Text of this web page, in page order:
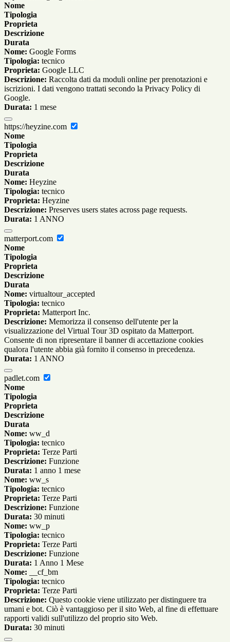
Nome
Tipologia
Proprieta
Descrizione
Durata
Nome: Google Forms
Tipologia: tecnico
Proprieta: Google LLC
Descrizione: Raccolta dati da moduli online per prenotazioni e
iscrizioni. I dati vengono trattati secondo la Privacy Policy di
Google.
Durata: 1 mese
https://heyzine.com
Nome
Tipologia
Proprieta
Descrizione
Durata
Nome: Heyzine
Tipologia: tecnico
Proprieta: Heyzine
Descrizione: Preserves users states across page requests.
Durata: 1 ANNO
matterport.com
Nome
Tipologia
Proprieta
Descrizione
Durata
Nome: virtualtour_accepted
Tipologia: tecnico
Proprieta: Matterport Inc.
Descrizione: Memorizza il consenso dell'utente per la
visualizzazione del Virtual Tour 3D ospitato da Matterport.
Consente di non ripresentare il banner di accettazione cookies
qualora l'utente abbia già fornito il consenso in precedenza.
Durata: 1 ANNO
padlet.com
Nome
Tipologia
Proprieta
Descrizione
Durata
Nome: ww_d
Tipologia: tecnico
Proprieta: Terze Parti
Descrizione: Funzione
Durata: 1 anno 1 mese
Nome: ww_s
Tipologia: tecnico
Proprieta: Terze Parti
Descrizione: Funzione
Durata: 30 minuti
Nome: ww_p
Tipologia: tecnico
Proprieta: Terze Parti
Descrizione: Funzione
Durata: 1 Anno 1 Mese
Nome: __cf_bm
Tipologia: tecnico
Proprieta: Terze Parti
Descrizione: Questo cookie viene utilizzato per distinguere tra
umani e bot. Ciò è vantaggioso per il sito Web, al fine di effettuare
rapporti validi sull'utilizzo del proprio sito Web.
Durata: 30 minuti